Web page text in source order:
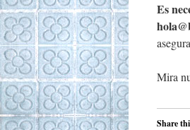
Es
Mira
Share